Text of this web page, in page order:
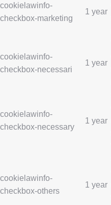
cookielawinfo-
checkbox-marketing
1 year
cookielawinfo-
checkbox-necessari
1 year
cookielawinfo-
checkbox-necessary
1 year
cookielawinfo-
checkbox-others
1 year